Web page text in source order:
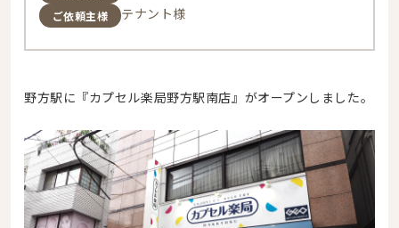
ご依頼主様 テナント様
野方駅に『カプセル楽局野方駅南店』がオープンしました。